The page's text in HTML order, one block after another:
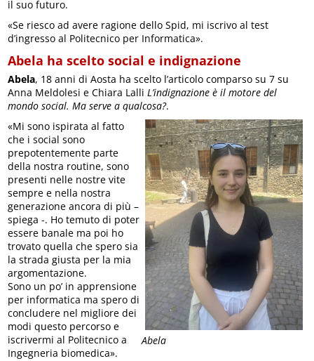
il suo futuro.
«Se riesco ad avere ragione dello Spid, mi iscrivo al test
d’ingresso al Politecnico per Informatica».
Abela ha scelto social e indignazione
Abela, 18 anni di Aosta ha scelto l’articolo comparso su 7 su
Anna Meldolesi e Chiara LalliL’indignazione è il motore del
mondo social. Ma serve a qualcosa?.
Abela
«Mi sono ispirata al fatto
che i social sono
prepotentemente parte
della nostra routine, sono
presenti nelle nostre vite
sempre e nella nostra
generazione ancora di più –
spiega -. Ho temuto di poter
essere banale ma poi ho
trovato quella che spero sia
la strada giusta per la mia
argomentazione.
Sono un po’ in apprensione
per informatica ma spero di
concludere nel migliore dei
modi questo percorso e
iscrivermi al Politecnico a
Ingegneria biomedica».